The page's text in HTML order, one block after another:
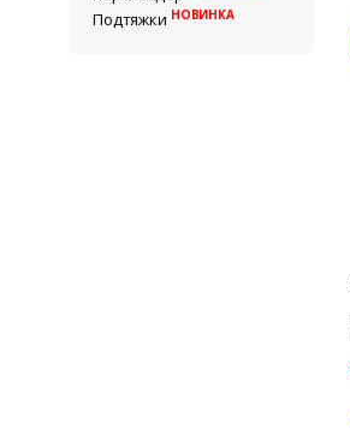
Подтяжки НОВИНКА